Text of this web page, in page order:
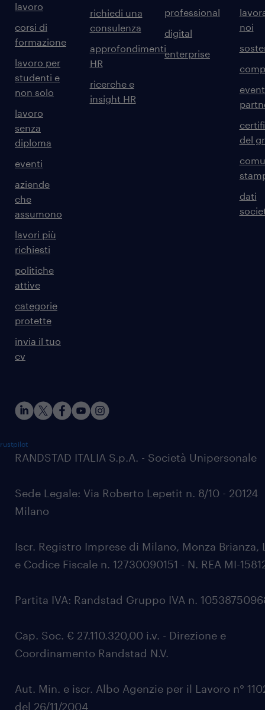
lavoro
corsi di
formazione
lavoro per
studenti e
non solo
lavoro
senza
diploma
eventi
aziende
che
assumono
lavori più
richiesti
politiche
attive
categorie
protette
invia il tuo
cv
richiedi una
consulenza
approfondimenti
HR
ricerche e
insight HR
professional
digital
enterprise
noi
del
dati
RANDSTAD ITALIA S.p.A. - Società Unipersonale
Sede Legale: Via Roberto Lepetit n. 8/10 - 20124
Milano
Iscr. Registro Imprese di Milano, Monza Brianza,
e Codice Fiscale n. 12730090151 - N. REA MI-
Partita IVA: Randstad Gruppo IVA n.
Cap. Soc. € 27.110.320,00 i.v. - Direzione e
Coordinamento Randstad N.V.
Aut. Min. e iscr. Albo Agenzie per il Lavoro n°
del 26/11/2004